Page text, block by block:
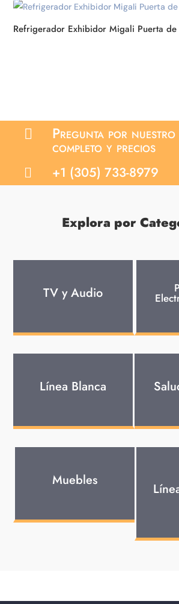
Refrigerador Exhibidor Migali Puerta
 Pregunta por
completo y precios
 +1 (305) 733-8979
Explora por
TV y Audio
Línea Blanca
Muebles